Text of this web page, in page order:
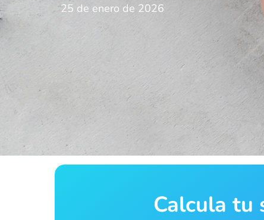
25 de enero de 2026
Calcula tu